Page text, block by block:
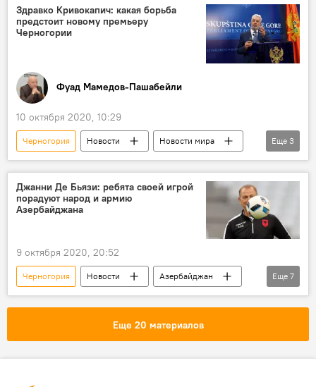
Новости мира
Азербайджан
Спорт
ЖИЗНЬ
провокация
Здравко Кривокапич: какая борьба
предстоит новому премьеру
Черногории
Фуад Мамедов-Пашабейли
10 октября 2020, 10:29
Черногория Новости
Новости мира
Политика
Колумнисты
Премьер-министр
Еще 3
Джанни Де Бьязи: ребята своей игрой
порадуют народ и армию
Азербайджана
9 октября 2020, 20:52
Черногория Новости
Азербайджан
Новости мира
Спорт
ЖИЗНЬ
Лига наций
Еще 7
Еще 20 материалов